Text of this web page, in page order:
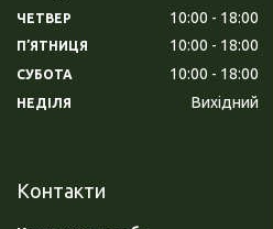
ЧЕТВЕР 10:00 18:00
ПʼЯТНИЦЯ 10:00 18:00
СУБОТА 10:00 18:00
НЕДІЛЯ Вихідний
Контакти